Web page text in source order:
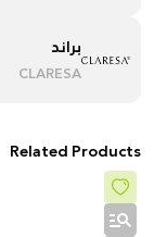
براند
CLARESA
Related Products